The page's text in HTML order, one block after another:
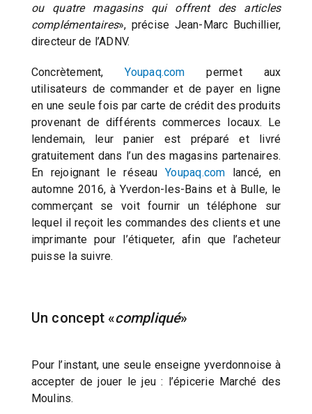
ou quatre magasins qui offrent des articles
complémentaires», précise Jean-Marc Buchillier,
directeur de l’ADNV.
Concrètement,Youpaq.com permet aux
utilisateurs de commander et de payer en ligne
en une seule fois par carte de crédit des produits
provenant de différents commerces locaux. Le
lendemain, leur panier est préparé et livré
gratuitement dans l’un des magasins partenaires.
En rejoignant le réseauYoupaq.com lancé, en
automne 2016, à Yverdon-les-Bains et à Bulle, le
commerçant se voit fournir un téléphone sur
lequel il reçoit les commandes des clients et une
imprimante pour l’étiqueter, afin que l’acheteur
puisse la suivre.
Un concept «compliqué»
Pour l’instant, une seule enseigne yverdonnoise à
accepter de jouer le jeu : l’épicerie Marché des
Moulins.